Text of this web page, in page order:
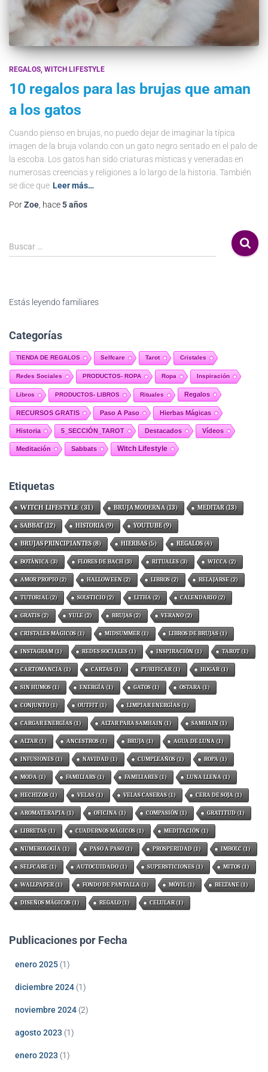
REGALOS WITCH LIFESTYLE
10 regalos para las brujas que aman
a los gatos
Cuando pienso en brujas, no puedo dejar de imaginar la típica
imagen de la bruja volando con un gato negro sentado en el palo de
la escoba. Los gatos han sido criaturas místicas y veneradas en
numerosas creencias y religiones a lo largo de la historia. También
se dice que Leer más…
PorZoe , hace5 años
Buscar …
Estás leyendofamiliares
Categorías
TIENDA DE REGALOS Selfcare Tarot Cristales
Redes Sociales PRODUCTOS- ROPA Ropa Inspiración
Libros PRODUCTOS- LIBROS Rituales Regalos
RECURSOS GRATIS Paso A Paso Hierbas Mágicas
Historia 5_SECCIÓN_TAROT Destacados Vídeos
Meditación Sabbats Witch Lifestyle
Etiquetas
WITCH LIFESTYLE(31) BRUJA MODERNA(13) MEDITAR(13)
SABBAT(12) HISTORIA(9) YOUTUBE(9)
BRUJAS PRINCIPIANTES(8) HIERBAS(5) REGALOS(4)
BOTÁNICA (3) FLORES DE BACH(3) RITUALES(3) WICCA (2)
AMOR PROPIO(2) HALLOWEEN(2) LIBROS(2) RELAJARSE(2)
TUTORIAL(2) SOLSTICIO(2) LITHA (2) CALENDARIO(2)
GRATIS(2) YULE(2) BRUJAS(2) VERANO(2)
CRISTALES MÁGICOS(1) MIDSUMMER(1) LIBROS DE BRUJAS(1)
INSTAGRAM(1) REDES SOCIALES(1) INSPIRACIÓN(1) TAROT(1)
CARTOMANCIA (1) CARTAS(1) PURIFICAR(1) HOGAR(1)
SIN HUMOS(1) ENERGÍA (1) GATOS(1) OSTARA (1)
CONJUNTO(1) OUTFIT(1) LIMPIAR ENERGÍAS(1)
CARGAR ENERGÍAS(1) ALTAR PARA SAMHAIN(1) SAMHAIN(1)
ALTAR(1) ANCESTROS(1) BRUJA (1) AGUA DE LUNA (1)
INFUSIONES(1) NAVIDAD(1) CUMPLEAÑOS(1) ROPA (1)
MODA (1) FAMILIARS(1) FAMILIARES(1) LUNA LLENA (1)
HECHIZOS(1) VELAS(1) VELAS CASERAS(1) CERA DE SOJA (1)
AROMATERAPIA (1) OFICINA (1) COMPASIÓN(1) GRATITUD(1)
LIBRETAS(1) CUADERNOS MÁGICOS(1) MEDITACIÓN(1)
NUMEROLOGÍA (1) PASO A PASO(1) PROSPERIDAD(1) IMBOLC (1)
SELFCARE(1) AUTOCUIDADO(1) SUPERSTICIONES(1) MITOS(1)
WALLPAPER(1) FONDO DE PANTALLA (1) MÓVIL(1) BELTANE(1)
DISEÑOS MÁGICOS(1) REGALO(1) CELULAR(1)
Publicaciones por Fecha
enero 2025 (1)
diciembre 2024 (1)
noviembre 2024 (2)
agosto 2023 (1)
enero 2023 (1)